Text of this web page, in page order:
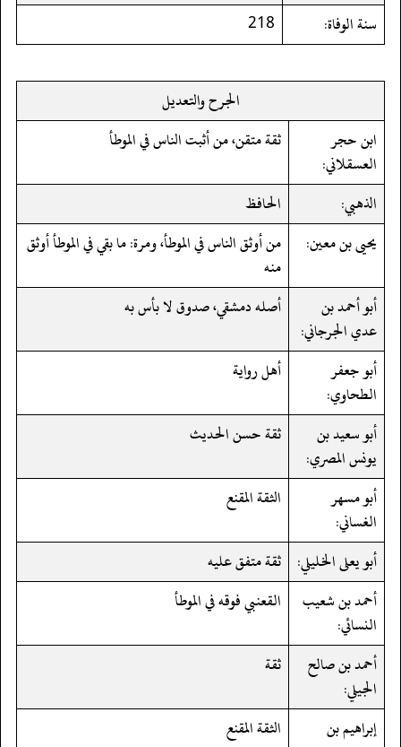
سنة الوفاة:
218
الجرح والتعديل
ابن حجر
العسقلاني:
ثقة متقن، من أثبت الناس في الموطأ
الذهبي:
الحافظ
يحيى بن معين:
من أوثق الناس في الموطأ، ومرة: ما بقي في الموطأ أوثق
منه
أبو أحمد بن
عدي الجرجاني:
أصله دمشقي، صدوق لا بأس به
أبو جعفر
الطحاوي:
أهل رواية
أبو سعيد بن
يونس المصري:
ثقة حسن الحديث
أبو مسهر
الغساني:
الثقة المقنع
أبو يعلى الخليلي: ثقة متفق عليه
أحمد بن شعيب
النسائي:
القعنبي فوقه في الموطأ
أحمد بن صالح
الجيلي:
ثقة
إبراهيم بن
الثقة المقنع